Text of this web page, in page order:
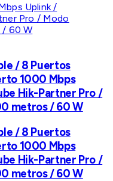
/ 8 Puertos
1000 Mbps
Hik-Partner Pro /
metros / 60 W
/ 8 Puertos
1000 Mbps
Hik-Partner Pro /
metros / 60 W